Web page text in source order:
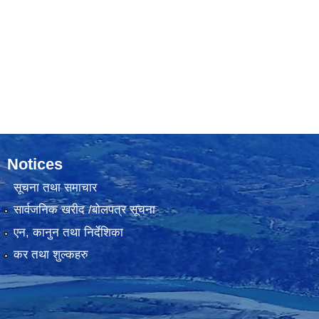
Notices
सूचना तथा समाचार
सार्वजनिक खरीद /बोलपत्र सूचना
एन, कानुन तथा निर्देशिका
कर तथा शुल्कहरु